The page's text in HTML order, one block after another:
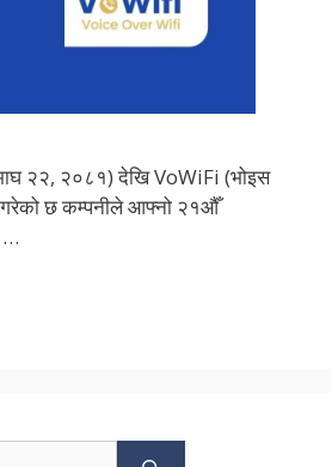
२२, २०८१) देखि VoWiFi (भोइस
छ कम्पनीले आफ्नो २१औँ
…